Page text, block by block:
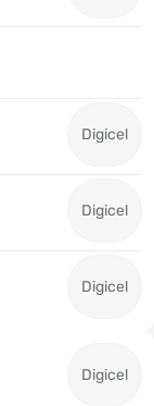
Digicel
Digicel
Digicel
Digicel